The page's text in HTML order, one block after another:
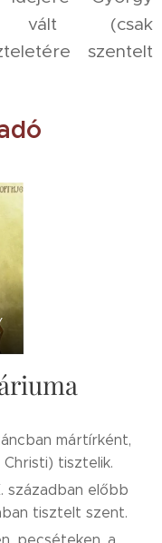
vált (csak
szentelt
mártírként,
tisztelik.
században előbb
tisztelt szent.